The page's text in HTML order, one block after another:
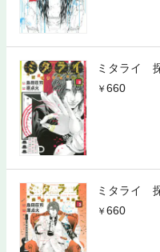
ミタライ
660
ミタライ
660